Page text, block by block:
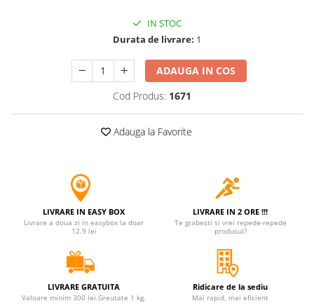
IN STOC
Durata de livrare: 1
ADAUGA IN COS
Cod Produs: 1671
Adauga la Favorite
LIVRARE IN EASY BOX
Livrare a doua zi in easybox la doar
12.9 lei
LIVRARE IN 2 ORE !!!
Te grabesti si vrei repede-repede
produsul?
LIVRARE GRATUITA
Valoare minim 300 lei.Greutate 1 kg.
Ridicare de la sediu
Mai rapid, mai eficient